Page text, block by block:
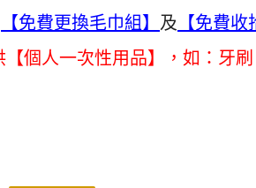
【免費更換毛巾組】 及 【免費收
【個人一次性用品】，如：牙